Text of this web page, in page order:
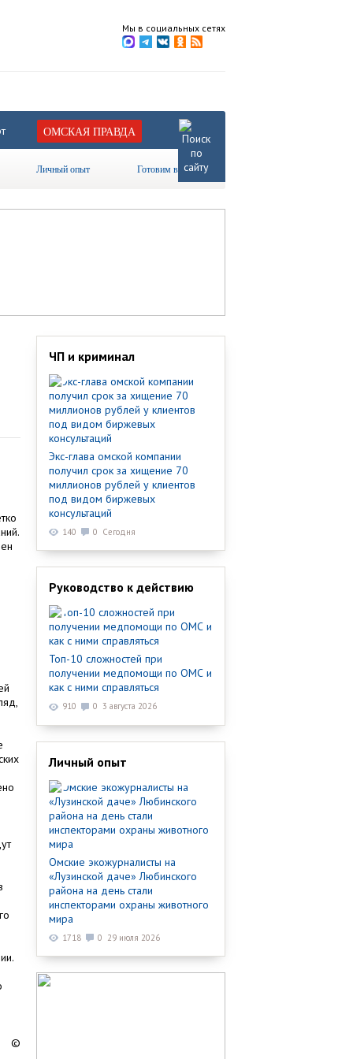
Мы в социальных сетях
ОМСКАЯ ПРАВДА
Личный опыт Готовим вместе
©
ЧП и криминал
Экс-глава омской компании
получил срок за хищение 70
миллионов рублей у клиентов
под видом биржевых
консультаций
140 0 Сегодня
Руководство к действию
Топ-10 сложностей при
получении медпомощи по ОМС и
как с ними справляться
910 0 3 августа 2026
Личный опыт
Омские экожурналисты на
«Лузинской даче» Любинского
района на день стали
инспекторами охраны животного
мира
1718 0 29 июля 2026